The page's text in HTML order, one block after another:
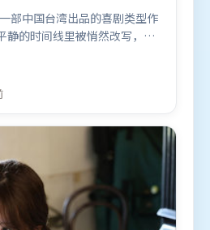
部中国台湾出品的喜剧类型作
静的时间线里被悄然改写，人
撕裂。高潮段落信息密度
同时完成。由郭帆执导，艾
黄政民，堺雅人、谭卓等联
欢喜剧题材的观众观看。